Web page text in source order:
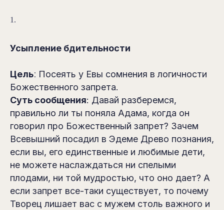
1.
Усыпление бдительности
Цель: Посеять у Евы сомнения в логичности
Божественного запрета.
Суть сообщения: Давай разберемся,
правильно ли ты поняла Адама, когда он
говорил про Божественный запрет? Зачем
Всевышний посадил в Эдеме Древо познания,
если вы, его единственные и любимые дети,
не можете наслаждаться ни спелыми
плодами, ни той мудростью, что оно дает? А
если запрет все-таки существует, то почему
Творец лишает вас с мужем столь важного и